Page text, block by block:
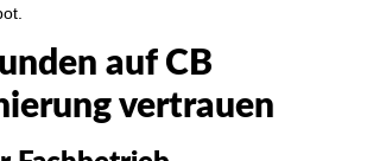
auf CB
vertrauen